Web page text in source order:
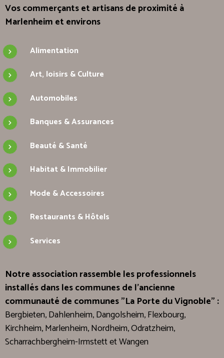
Vos commerçants et artisans de proximité à
Marlenheim et environs
Alimentation
Art, loisirs & Culture
Automobiles
Banques & Assurances
Beauté & Santé
Habitat & Immobilier
Mode & Accessoires
Restaurants & Hôtels
Services
Notre association rassemble les professionnels
installés dans les communes de l'ancienne
communauté de communes "La Porte du Vignoble" :
Bergbieten, Dahlenheim, Dangolsheim, Flexbourg,
Kirchheim, Marlenheim, Nordheim, Odratzheim,
Scharrachbergheim-Irmstett et Wangen